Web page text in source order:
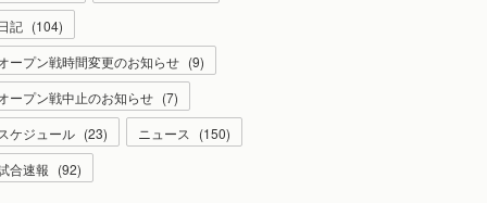
記 (104)
ープン戦時間変更のお知らせ (9)
ープン戦中止のお知らせ (7)
ケジュール (23) ニュース (150)
合速報 (92)